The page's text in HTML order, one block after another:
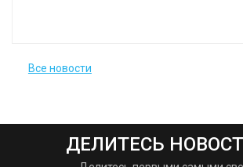
Все новости
ДЕЛИТЕСЬ